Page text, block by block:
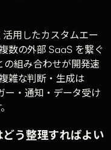
用したカスタムエー
数の外部 SaaS を繋ぐ
の組み合わせが開発速
雑な判断・生成は
ー・通知・データ受け
う整理すればよい